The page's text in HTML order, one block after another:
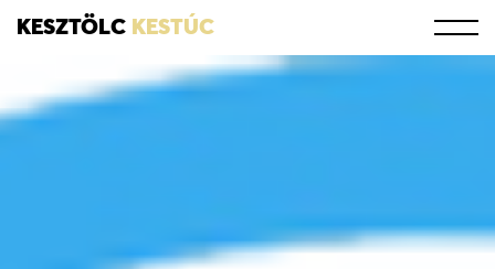
KESZTÖLC KESTÚC